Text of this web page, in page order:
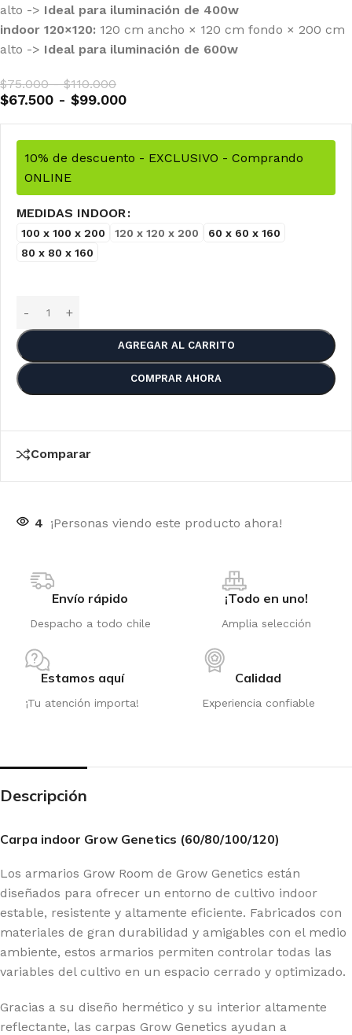
alto -> Ideal para iluminación de 400w
indoor 120×120: 120 cm ancho × 120 cm fondo × 200 cm
alto -> Ideal para iluminación de 600w
$75.000 - $110.000
$67.500 - $99.000
10% de descuento - EXCLUSIVO - Comprando
ONLINE
MEDIDAS INDOOR
100 x 100 x 200 120 x 120 x 200
60 x 60 x 160
80 x 80 x 160
AGREGAR AL CARRITO
COMPRAR AHORA
Comparar
4 ¡Personas viendo este producto ahora!
Envío rápido
Despacho a todo chile
¡Todo en uno!
Amplia selección
Estamos aquí
¡Tu atención importa!
Calidad
Experiencia confiable
Descripción
Carpa indoor Grow Genetics (60/80/100/120)
Los armarios Grow Room de Grow Genetics están
diseñados para ofrecer un entorno de cultivo indoor
estable, resistente y altamente eficiente. Fabricados con
materiales de gran durabilidad y amigables con el medio
ambiente, estos armarios permiten controlar todas las
variables del cultivo en un espacio cerrado y optimizado.
Gracias a su diseño hermético y su interior altamente
reflectante, las carpas Grow Genetics ayudan a